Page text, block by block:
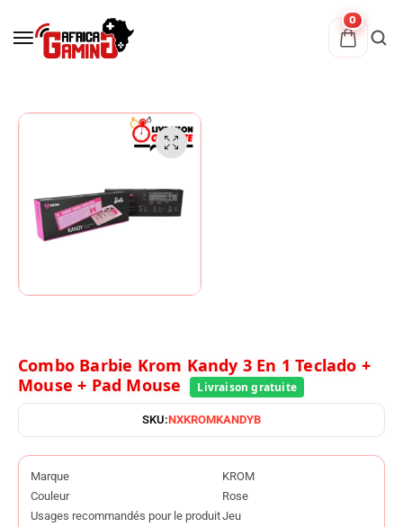
0
Combo Barbie Krom Kandy 3 En 1 Teclado +
Mouse + Pad Mouse
SKU:NXKROMKANDYB
Marque
KROM
Couleur
Rose
Usages recommandés pour le produitJeu